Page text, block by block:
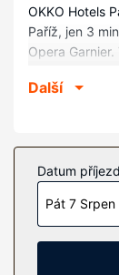
OKKO Hotels
Paříž, jen 3
Opera
Pokoje
vybavení patří
obrazovkou,
prošívané
prádlo.
světem a
zábavu.
jehož
Další
Datum
Pát 7 Srpen